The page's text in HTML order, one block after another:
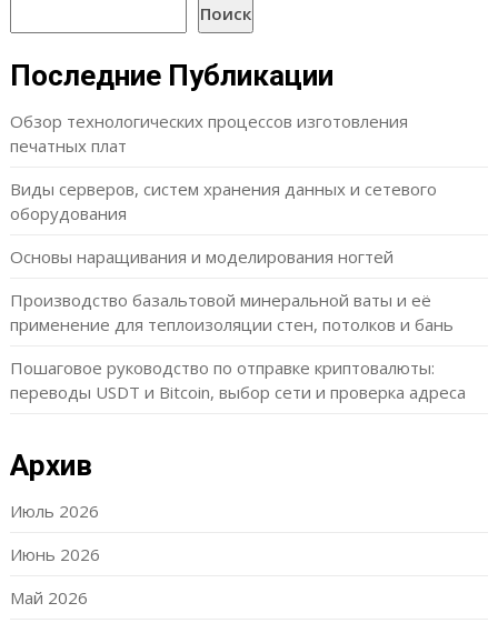
Поиск
Последние Публикации
Обзор технологических процессов изготовления
печатных плат
Виды серверов, систем хранения данных и сетевого
оборудования
Основы наращивания и моделирования ногтей
Производство базальтовой минеральной ваты и её
применение для теплоизоляции стен, потолков и бань
Пошаговое руководство по отправке криптовалюты:
переводы USDT и Bitcoin, выбор сети и проверка адреса
Архив
Июль 2026
Июнь 2026
Май 2026